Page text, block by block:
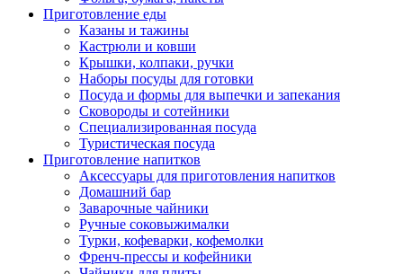
Приготовление еды
Казаны и тажины
Кастрюли и ковши
Крышки, колпаки, ручки
Наборы посуды для готовки
Посуда и формы для выпечки и запекания
Сковороды и сотейники
Специализированная посуда
Туристическая посуда
Приготовление напитков
Аксессуары для приготовления напитков
Домашний бар
Заварочные чайники
Ручные соковыжималки
Турки, кофеварки, кофемолки
Френч-прессы и кофейники